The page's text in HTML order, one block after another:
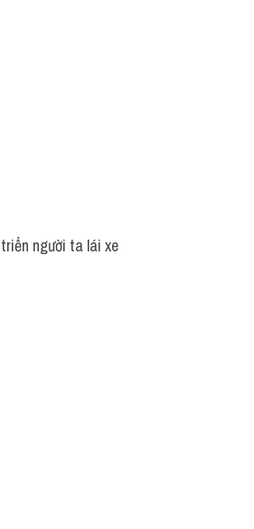
người ta lái xe